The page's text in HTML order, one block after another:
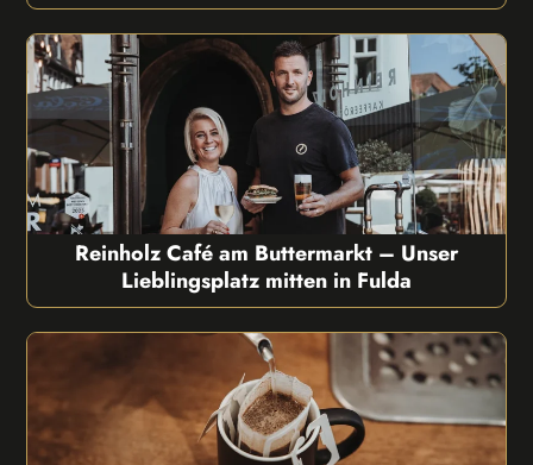
Reinholz Café am Buttermarkt – Unser
Lieblingsplatz mitten in Fulda